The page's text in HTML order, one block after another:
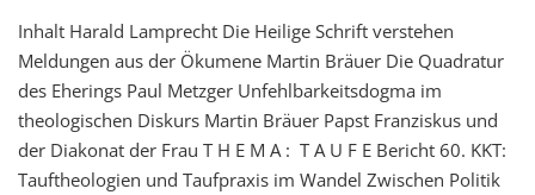
Inhalt Harald Lamprecht Die Heilige Schrift verstehen
Meldungen aus der Ökumene Martin Bräuer Die Quadratur
des Eherings Paul Metzger Unfehlbarkeitsdogma im
theologischen Diskurs Martin Bräuer Papst Franziskus und
der Diakonat der Frau T H E M A : T A U F E Bericht 60. KKT:
Tauftheologien und Taufpraxis im Wandel Zwischen Politik